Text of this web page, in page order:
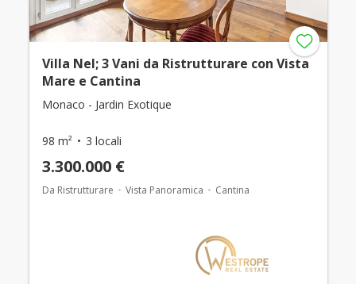
Villa Nel; 3 Vani da Ristrutturare con Vista
Mare e Cantina
Monaco - Jardin Exotique
98 m² 3 locali
3.300.000 €
Da Ristrutturare Vista Panoramica Cantina